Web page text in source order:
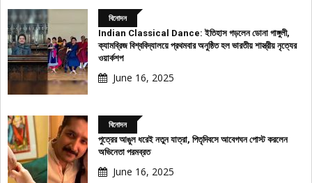
বিনোদন
Indian Classical Dance: ইতিহাস গড়লেন ডোনা গাঙ্গুলী,
ক্যামব্রিজ বিশ্ববিদ্যালয়ে প্রথমবার অনুষ্ঠিত হল ভারতীয় শাস্ত্রীয় নৃত্যের
ওয়ার্কশপ
June 16, 2025
বিনোদন
পুত্রের আঙুল ধরেই নতুন যাত্রা, পিতৃদিবসে আবেগঘন পোস্ট করলেন
অভিনেতা পরমব্রত
June 16, 2025